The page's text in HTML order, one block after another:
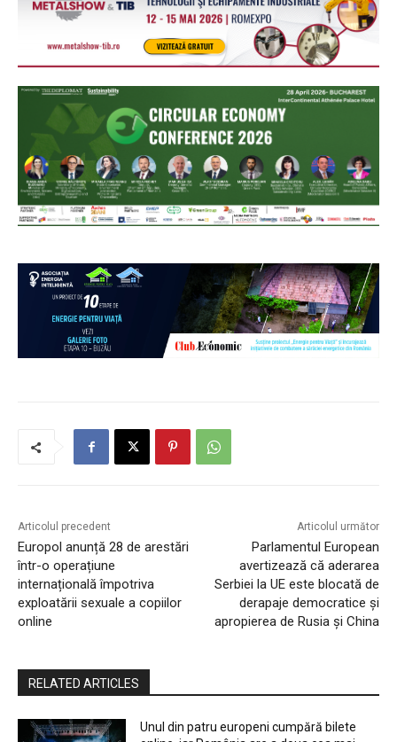
Articolul precedent
Europol anunță 28 de arestări
într-o operațiune
internațională împotriva
exploatării sexuale a copiilor
online
Articolul următor
Parlamentul European
avertizează că aderarea
Serbiei la UE este blocată de
derapaje democratice și
apropierea de Rusia și China
RELATED ARTICLES
Unul din patru europeni cumpără bilete